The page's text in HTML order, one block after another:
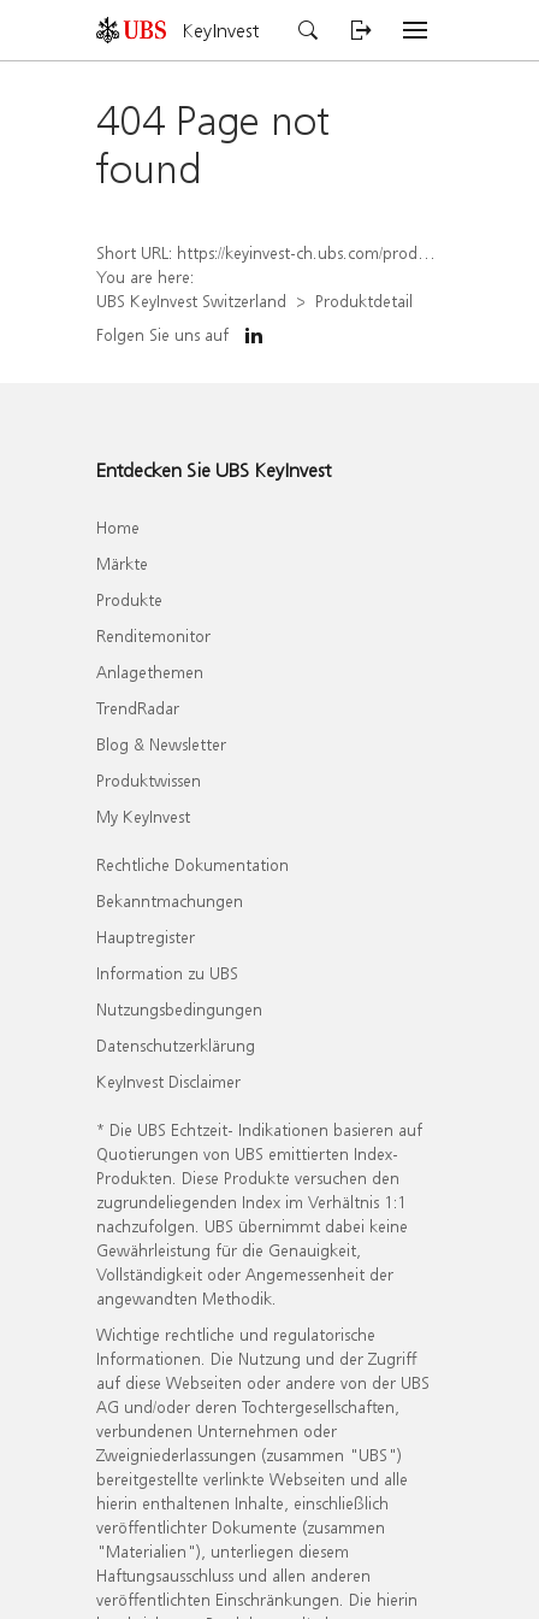
KeyInvest
404 Page not
found
Short URL: https://keyinvest-ch.ubs.com/produkt/detail/index/isin/CH1578395779
You are here:
UBS KeyInvest Switzerland
Produktdetail
Folgen Sie uns auf
Entdecken Sie UBS KeyInvest
Home
Märkte
Produkte
Renditemonitor
Anlagethemen
TrendRadar
Blog & Newsletter
Produktwissen
My KeyInvest
Rechtliche Dokumentation
Bekanntmachungen
Hauptregister
Information zu UBS
Nutzungsbedingungen
Datenschutzerklärung
KeyInvest Disclaimer
* Die UBS Echtzeit- Indikationen basieren auf
Quotierungen von UBS emittierten Index-
Produkten. Diese Produkte versuchen den
zugrundeliegenden Index im Verhältnis 1:1
nachzufolgen. UBS übernimmt dabei keine
Gewährleistung für die Genauigkeit,
Vollständigkeit oder Angemessenheit der
angewandten Methodik.
Wichtige rechtliche und regulatorische
Informationen. Die Nutzung und der Zugriff
auf diese Webseiten oder andere von der UBS
AG und/oder deren Tochtergesellschaften,
verbundenen Unternehmen oder
Zweigniederlassungen (zusammen "UBS")
bereitgestellte verlinkte Webseiten und alle
hierin enthaltenen Inhalte, einschließlich
veröffentlichter Dokumente (zusammen
"Materialien"), unterliegen diesem
Haftungsausschluss und allen anderen
veröffentlichten Einschränkungen. Die hierin